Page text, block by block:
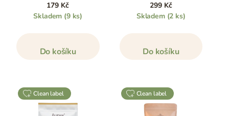
179 Kč
Skladem (9 ks)
Do košíku
299 Kč
Skladem (2 ks)
Do košíku
clean label clean label